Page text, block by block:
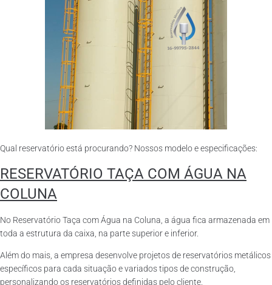
Qual reservatório está procurando? Nossos modelo e especificações:
RESERVATÓRIO TAÇA COM ÁGUA NA
COLUNA
No Reservatório Taça com Água na Coluna, a água fica armazenada em
toda a estrutura da caixa, na parte superior e inferior.
Além do mais, a empresa desenvolve projetos de reservatórios metálicos
específicos para cada situação e variados tipos de construção,
personalizando os reservatórios definidas pelo cliente.